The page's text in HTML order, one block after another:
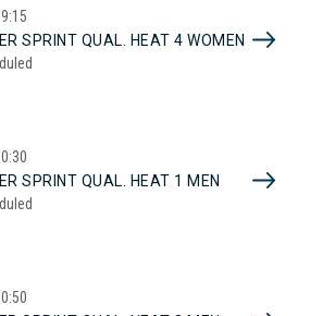
SPRINT QUAL. HEAT 4 WOMEN
SPRINT QUAL. HEAT 1 MEN